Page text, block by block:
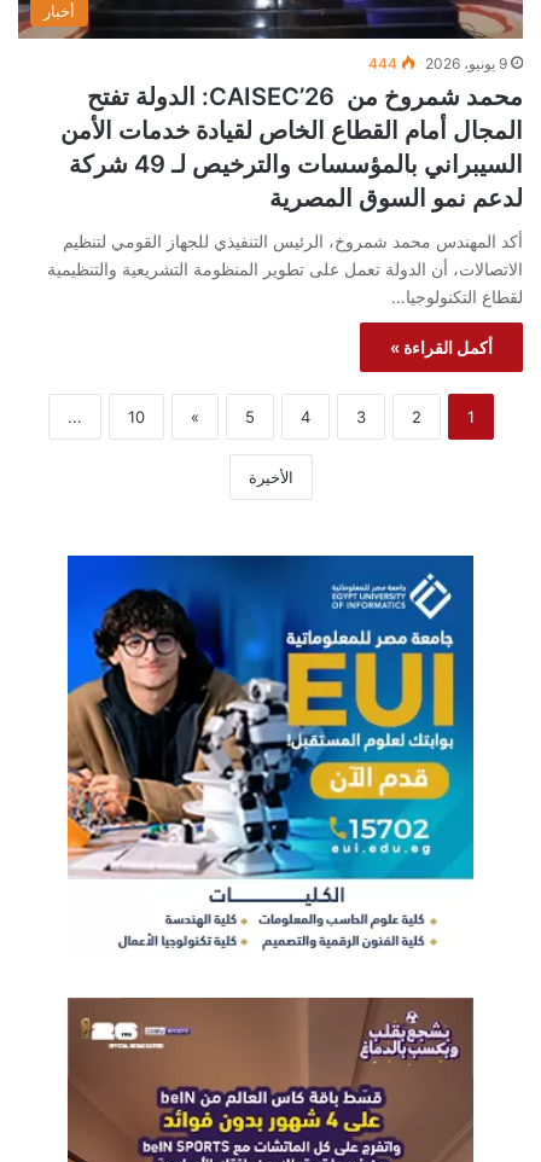
أخبار
9 يونيو، 2026 444
محمد شمروخ من CAISEC’26: الدولة تفتح
المجال أمام القطاع الخاص لقيادة خدمات الأمن
السيبراني بالمؤسسات والترخيص لـ 49 شركة
لدعم نمو السوق المصرية
أكد المهندس محمد شمروخ، الرئيس التنفيذي للجهاز القومي لتنظيم
الاتصالات، أن الدولة تعمل على تطوير المنظومة التشريعية والتنظيمية
لقطاع التكنولوجيا…
أكمل القراءة »
1
2
3
4
5
»
10
...
الأخيرة